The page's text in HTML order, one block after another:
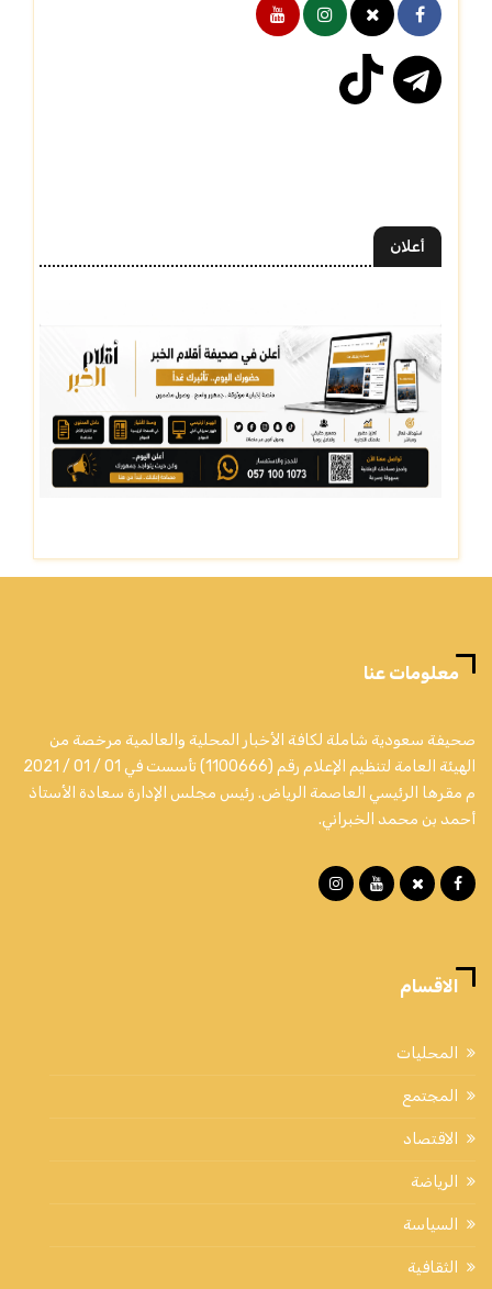
أعلان
معلومات عنا
صحيفة سعودية شاملة لكافة الأخبار المحلية والعالمية مرخصة من
الهيئة العامة لتنظيم الإعلام رقم (1100666) تأسست في 01 / 01 / 2021
م مقرها الرئيسي العاصمة الرياض. رئيس مجلس الإدارة سعادة الأستاذ
أحمد بن محمد الخبراني.
الاقسام
المحليات
المجتمع
الاقتصاد
الرياضة
السياسة
الثقافية